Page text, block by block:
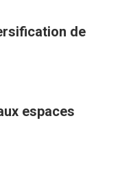
de
espaces